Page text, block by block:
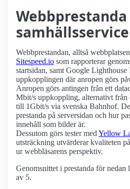
samhälls­service
Webbprestandan, alltså
Sitespeed.io som rapporterar
startsidan, samt Google
uppkopplingen där anropen görs
Anropen görs antingen från ett
Mbit/s uppkoppling, alternativt från
till 1Gbit/s via svenska Bahnhof.
prestanda på serversidan och hur
innehåll som bilder är.
Dessutom görs tester med Yellow
utsträckning utvärderar kvaliteten
ur webbläsarens perspektiv.
Genomsnittet i prestanda för nedan
av 5.